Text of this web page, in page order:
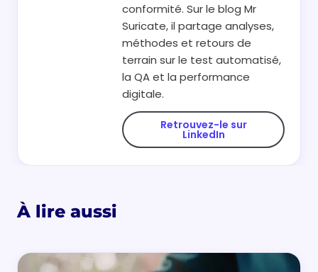
conformité. Sur le blog Mr
Suricate, il partage analyses,
méthodes et retours de
terrain sur le test automatisé,
la QA et la performance
digitale.
Retrouvez-le sur
LinkedIn
À lire aussi